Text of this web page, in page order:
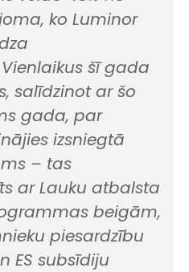
ko Luminor
šī gada
salīdzinot ar šo
gada, par
izsniegtā
– tas
ar Lauku atbalsta
beigām,
piesardzību
ES subsīdiju